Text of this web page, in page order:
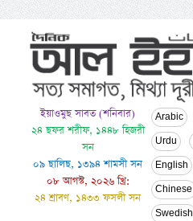
ইয়াওমুছ সাবত (শনিবার)
২৪ ছফর শরীফ, ১৪৪৮ হিজরী
সন
০৯ ছালিছ, ১৩৯৪ শামসী সন
০৮ আগস্ট, ২০২৬ খ্রি:
২৪ শ্রাবণ, ১৪৩৩ ফসলী সন
Arabic
Urdu
English
Chinese
Swedish